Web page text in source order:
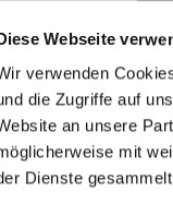
Webseite
verwenden
die Zugriffe auf
an unsere
mit
Dienste
Soehnle Shape